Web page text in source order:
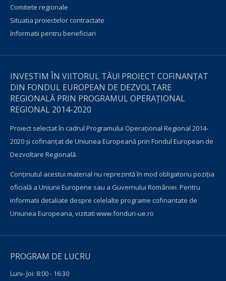
Comitete regionale
Situatia proiectelor contractate
Informatii pentru beneficiari
INVESTIM ÎN VIITORUL TĂU! PROIECT COFINANȚAT
DIN FONDUL EUROPEAN DE DEZVOLTARE
REGIONALĂ PRIN PROGRAMUL OPERAŢIONAL
REGIONAL 2014-2020
Proiect selectat în cadrul Programului Operațional Regional 2014-
2020 și cofinanțat de Uniunea Europeană prin Fondul European de
Dezvoltare Regională.
Conţinutul acestui material nu reprezintă în mod obligatoriu poziţia
oficială a Uniunii Europene sau a Guvernului României. Pentru
informatii detaliate despre celelalte programe cofinantate de
Uniunea Europeana, vizitati www.fonduri-ue.ro
PROGRAM DE LUCRU
Luni- Joi: 8:00 - 16:30